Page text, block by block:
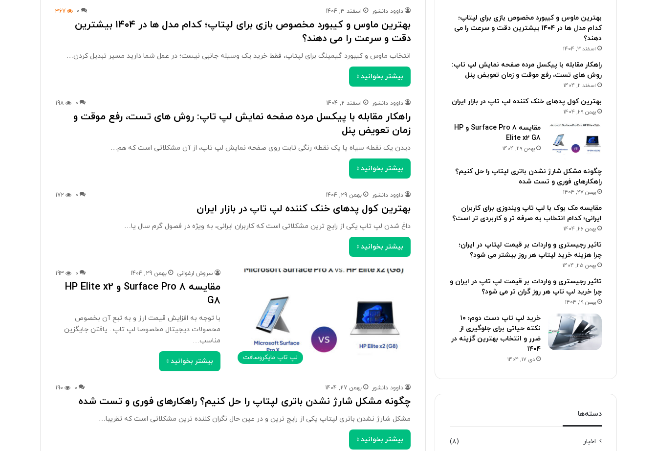
داوود دانشور اسفند 3, 1404 0
367
بهترین ماوس و کیبورد مخصوص بازی برای لپتاپ؛ کدام مدل ها در ۱۴۰۴ بیشترین
دقت و سرعت را می دهند؟
انتخاب ماوس و کیبورد گیمینگ برای لپتاپ، فقط خرید یک وسیله جانبی نیست؛ در عمل شما دارید مسیر تبدیل کردن…
بیشتر بخوانید »
داوود دانشور اسفند 2, 1404 0
198
راهکار مقابله با پیکسل مرده صفحه نمایش لپ تاپ: روش های تست، رفع موقت و
زمان تعویض پنل
دیدن یک نقطه سیاه یا یک نقطه رنگی ثابت روی صفحه نمایش لپ تاپ، از آن مشکلاتی است که هم…
بیشتر بخوانید »
داوود دانشور بهمن 29, 1404 0
172
بهترین کول پدهای خنک کننده لپ تاپ در بازار ایران
داغ شدن لپ تاپ یکی از رایج ترین مشکلاتی است که کاربران ایرانی، به ویژه در فصول گرم سال یا…
بیشتر بخوانید »
لپ تاپ مایکروسافت
سروش ارغوانی بهمن 29, 1404 0
193
مقایسه Surface Pro 8 و HP Elite x2
G8
با توجه به افزایش قیمت ارز و به تبع آن بخصوص
محصولات دیجیتال مخصوصا لپ تاپ . یافتن جایگزین
مناسب…
بیشتر بخوانید »
داوود دانشور بهمن 27, 1404 0
190
چگونه مشکل شارژ نشدن باتری لپتاپ را حل کنیم؟ راهکارهای فوری و تست شده
مشکل شارژ نشدن باتری لپتاپ یکی از رایج ترین و در عین حال نگران کننده ترین مشکلاتی است که تقریبا…
بیشتر بخوانید »
بهترین ماوس و کیبورد مخصوص بازی برای لپتاپ؛
کدام مدل ها در ۱۴۰۴ بیشترین دقت و سرعت را می
دهند؟
اسفند 3, 1404
راهکار مقابله با پیکسل مرده صفحه نمایش لپ تاپ:
روش های تست، رفع موقت و زمان تعویض پنل
اسفند 2, 1404
بهترین کول پدهای خنک کننده لپ تاپ در بازار ایران
بهمن 29, 1404
مقایسه Surface Pro 8 و HP
Elite x2 G8
بهمن 29, 1404
چگونه مشکل شارژ نشدن باتری لپتاپ را حل کنیم؟
راهکارهای فوری و تست شده
بهمن 27, 1404
مقایسه مک بوک با لپ تاپ ویندوزی برای کاربران
ایرانی؛ کدام انتخاب به صرفه تر و کاربردی تر است؟
بهمن 26, 1404
تاثیر رجیستری و واردات بر قیمت لپتاپ در ایران؛
چرا هزینه خرید لپتاپ هر روز بیشتر می شود؟
بهمن 25, 1404
تاثیر رجیستری و واردات بر قیمت لپ تاپ در ایران و
چرا خرید لپ تاپ هر روز گران تر می شود؟
بهمن 19, 1404
خرید لپ تاپ دست دوم؛ ۱۰
نکته حیاتی برای جلوگیری از
ضرر و انتخاب بهترین گزینه در
۱۴۰۴
دی 17, 1404
دسته‌ها
اخبار
(8)